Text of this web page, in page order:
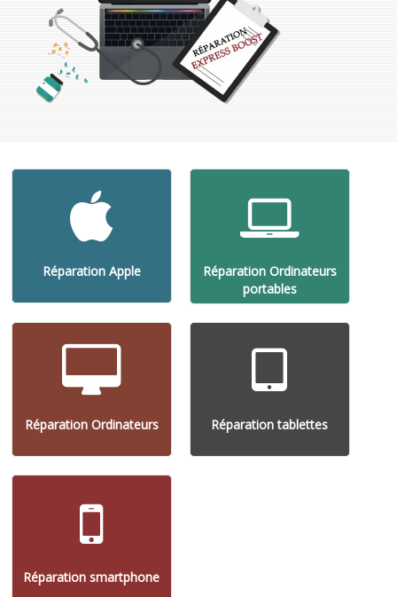
Réparation Apple
Réparation Ordinateurs
portables
Réparation Ordinateurs Réparation tablettes
Réparation smartphone